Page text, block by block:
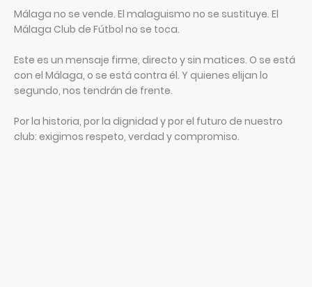
Málaga no se vende. El malaguismo no se sustituye. El
Málaga Club de Fútbol no se toca.
Este es un mensaje firme, directo y sin matices. O se está
con el Málaga, o se está contra él. Y quienes elijan lo
segundo, nos tendrán de frente.
Por la historia, por la dignidad y por el futuro de nuestro
club: exigimos respeto, verdad y compromiso.